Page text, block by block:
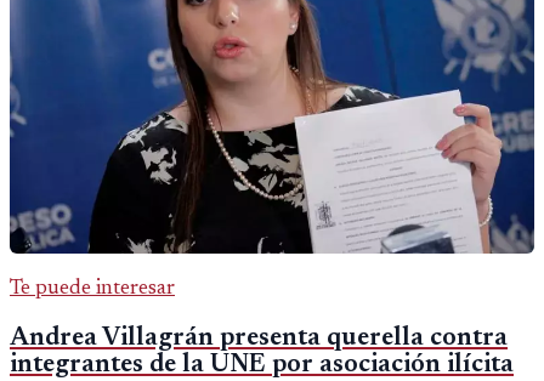
Te puede interesar
Andrea Villagrán presenta querella contra
integrantes de la UNE por asociación ilícita